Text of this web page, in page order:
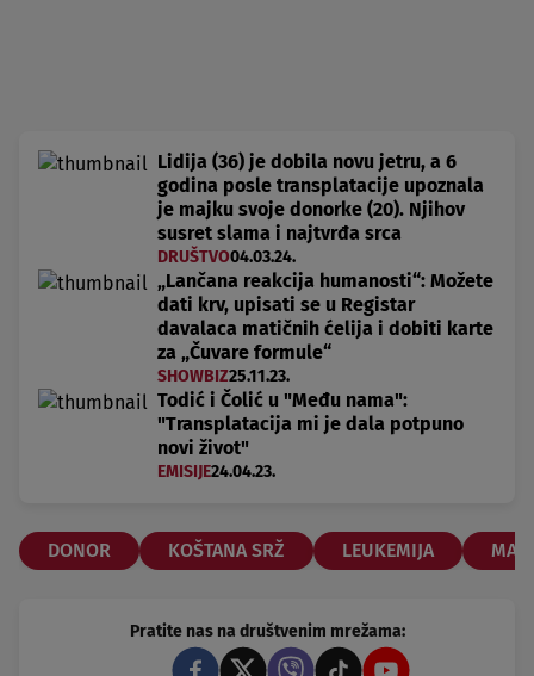
Lidija (36) je dobila novu jetru, a 6
godina posle transplatacije upoznala
je majku svoje donorke (20). Njihov
susret slama i najtvrđa srca
DRUŠTVO04.03.24.
„Lančana reakcija humanosti“: Možete
dati krv, upisati se u Registar
davalaca matičnih ćelija i dobiti karte
za „Čuvare formule“
SHOWBIZ25.11.23.
Todić i Čolić u "Među nama":
"Transplatacija mi je dala potpuno
novi život"
EMISIJE24.04.23.
DONOR KOŠTANA SRŽ LEUKEMIJA
Pratite nas na društvenim mrežama: